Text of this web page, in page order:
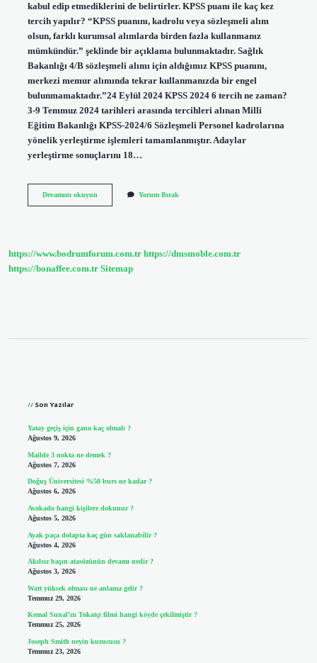
kabul edip etmediklerini de belirtirler. KPSS puanı ile kaç kez
tercih yapılır? “KPSS puanını, kadrolu veya sözleşmeli alım
olsun, farklı kurumsal alımlarda birden fazla kullanmanız
mümkündür.” şeklinde bir açıklama bulunmaktadır. Sağlık
Bakanlığı 4/B sözleşmeli alımı için aldığımız KPSS puanını,
merkezi memur alımında tekrar kullanmanızda bir engel
bulunmamaktadır.”24 Eylül 2024 KPSS 2024 6 tercih ne zaman?
3-9 Temmuz 2024 tarihleri ​​arasında tercihleri ​​alınan Milli
Eğitim Bakanlığı KPSS-2024/6 Sözleşmeli Personel kadrolarına
yönelik yerleştirme işlemleri tamamlanmıştır. Adaylar
yerleştirme sonuçlarını 18…
Devamını okuyunKpss
Yorum Bırak
https://www.bodrumforum.com.tr https://dmsmoble.com.tr
https://bonaffee.com.tr Sitemap
Son Yazılar
Yatay geçiş için gano kaç olmalı ?
Ağustos 9, 2026
Mailde 3 nokta ne demek ?
Ağustos 7, 2026
Doğuş Üniversitesi %50 burs ne kadar ?
Ağustos 6, 2026
Avokado hangi kişilere dokunur ?
Ağustos 5, 2026
Ayak paça dolapta kaç gün saklanabilir ?
Ağustos 4, 2026
Akılsız başın atasözünün devamı nedir ?
Ağustos 3, 2026
Watt yüksek olması ne anlama gelir ?
Temmuz 29, 2026
Kemal Sunal’ın Tokatçı filmi hangi köyde çekilmiştir ?
Temmuz 25, 2026
Joseph Smith neyin kurucusu ?
Temmuz 23, 2026